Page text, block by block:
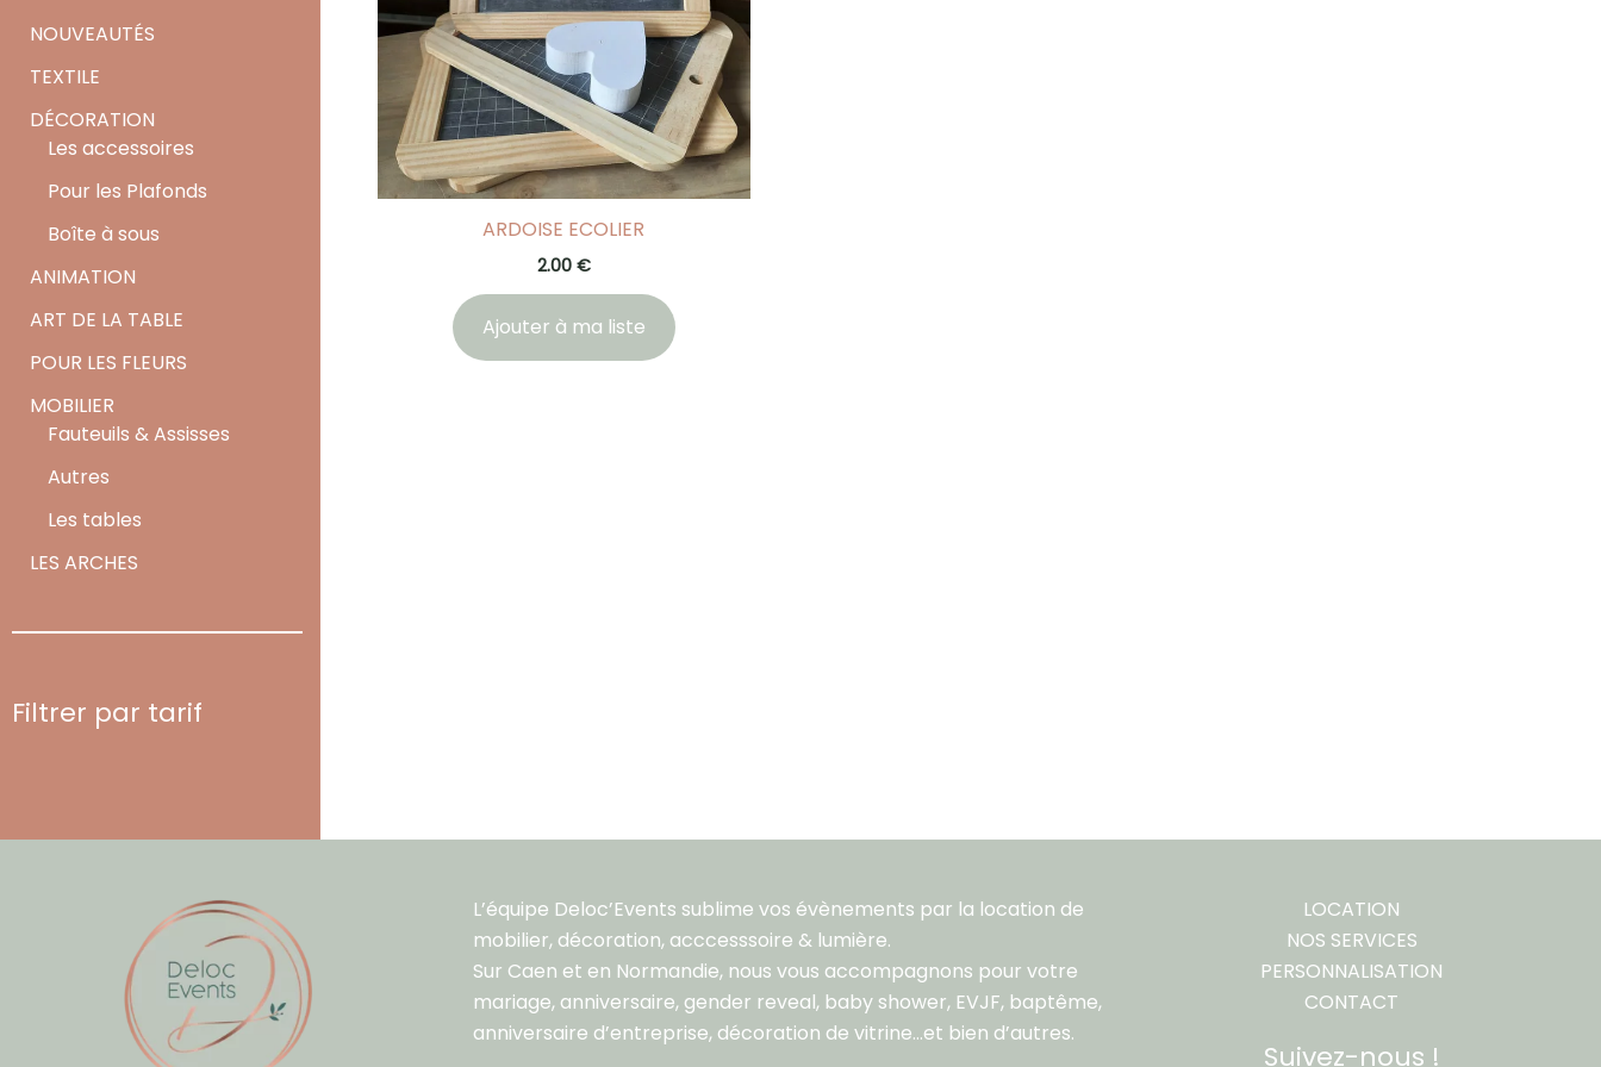
NOUVEAUTÉS
TEXTILE
DÉCORATION
Les accessoires
Pour les Plafonds
Boîte à sous
ANIMATION
ART DE LA TABLE
POUR LES FLEURS
MOBILIER
Fauteuils & Assisses
Autres
Les tables
LES ARCHES
Filtrer par tarif
ARDOISE ECOLIER
2.00 €
Ajouter à ma liste
L’équipe Deloc’Events sublime vos évènements par la location de
mobilier, décoration, acccesssoire & lumière.
Sur Caen et en Normandie, nous vous accompagnons pour votre
mariage, anniversaire, gender reveal, baby shower, EVJF, baptême,
anniversaire d’entreprise, décoration de vitrine…et bien d’autres.
LOCATION
NOS SERVICES
PERSONNALISATION
CONTACT
Suivez-nous !